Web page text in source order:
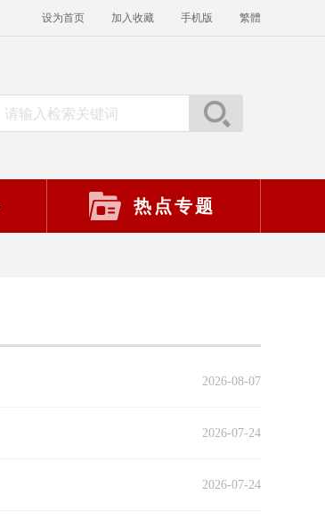
设为首页 加入收藏 手机版 繁體
热点专题
2026-08-07
2026-07-24
2026-07-24